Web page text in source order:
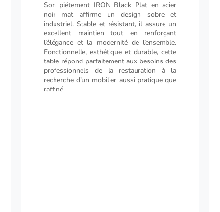
Son piétement IRON Black Plat en acier
noir mat affirme un design sobre et
industriel. Stable et résistant, il assure un
excellent maintien tout en renforçant
l’élégance et la modernité de l’ensemble.
Fonctionnelle, esthétique et durable, cette
table répond parfaitement aux besoins des
professionnels de la restauration à la
recherche d’un mobilier aussi pratique que
raffiné.